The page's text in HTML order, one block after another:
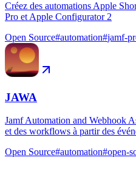
Créez des automations Apple
Pro et Apple Configurator 2
Open Source#automation#jamf-
JAWA
Jamf Automation and Webhook
et des workflows à partir des
Open Source#automation#open-